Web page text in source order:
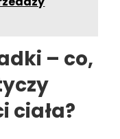
– co,
ciała?